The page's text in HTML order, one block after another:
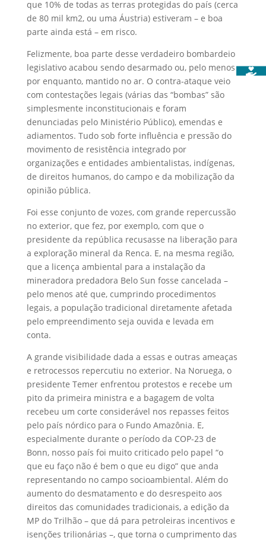
que 10% de todas as terras protegidas do país (cerca
de 80 mil km2, ou uma Áustria) estiveram – e boa
parte ainda está – em risco.
Felizmente, boa parte desse verdadeiro bombardeio
legislativo acabou sendo desarmado ou, pelo menos
por enquanto, mantido no ar. O contra-ataque veio
com contestações legais (várias das “bombas” são
simplesmente inconstitucionais e foram
denunciadas pelo Ministério Público), emendas e
adiamentos. Tudo sob forte influência e pressão do
movimento de resistência integrado por
organizações e entidades ambientalistas, indígenas,
de direitos humanos, do campo e da mobilização da
opinião pública.
Foi esse conjunto de vozes, com grande repercussão
no exterior, que fez, por exemplo, com que o
presidente da república recusasse na liberação para
a exploração mineral da Renca. E, na mesma região,
que a licença ambiental para a instalação da
mineradora predadora Belo Sun fosse cancelada –
pelo menos até que, cumprindo procedimentos
legais, a população tradicional diretamente afetada
pelo empreendimento seja ouvida e levada em
conta.
A grande visibilidade dada a essas e outras ameaças
e retrocessos repercutiu no exterior. Na Noruega, o
presidente Temer enfrentou protestos e recebe um
pito da primeira ministra e a bagagem de volta
recebeu um corte considerável nos repasses feitos
pelo país nórdico para o Fundo Amazônia. E,
especialmente durante o período da COP-23 de
Bonn, nosso país foi muito criticado pelo papel “o
que eu faço não é bem o que eu digo” que anda
representando no campo socioambiental. Além do
aumento do desmatamento e do desrespeito aos
direitos das comunidades tradicionais, a edição da
MP do Trilhão – que dá para petroleiras incentivos e
isenções trilionárias –, que torna o cumprimento das